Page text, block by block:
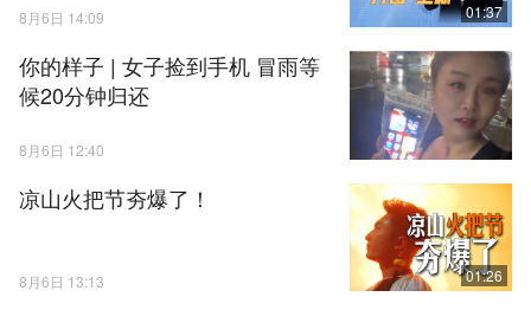
8月6日 14:09 01:37
你的样子 | 女子捡到手机 冒雨等
候20分钟归还
8月6日 12:40
凉山火把节夯爆了！
8月6日 13:13 01:26